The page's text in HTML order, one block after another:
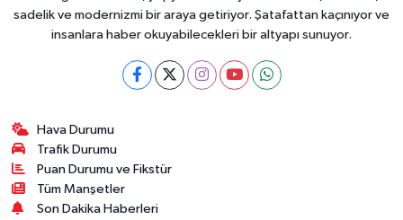
sadelik ve modernizmi bir araya getiriyor. Şatafattan kaçınıyor ve
insanlara haber okuyabilecekleri bir altyapı sunuyor.
Hava Durumu
Trafik Durumu
Puan Durumu ve Fikstür
Tüm Manşetler
Son Dakika Haberleri